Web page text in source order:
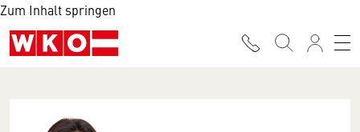
Zum Inhalt springen